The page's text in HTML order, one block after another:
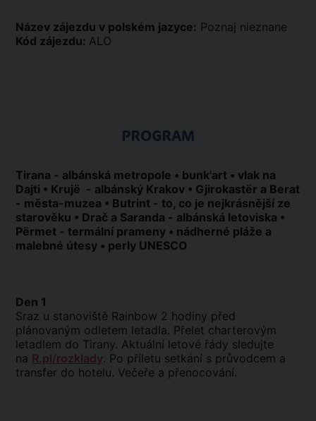
Název zájezdu v polském jazyce: Poznaj nieznane
Kód zájezdu: ALO
PROGRAM
Tirana - albánská metropole • bunk'art • vlak na
Dajti • Krujë - albánský Krakov • Gjirokastër a Berat
- města-muzea • Butrint - to, co je nejkrásnější ze
starověku • Drač a Saranda - albánská letoviska •
Përmet - termální prameny • nádherné pláže a
malebné útesy • perly UNESCO
Den 1
Sraz u stanoviště Rainbow 2 hodiny před
plánovaným odletem letadla. Přelet charterovým
letadlem do Tirany. Aktuální letové řády sledujte
na R.pl/rozklady. Po příletu setkání s průvodcem a
transfer do hotelu. Večeře a přenocování.